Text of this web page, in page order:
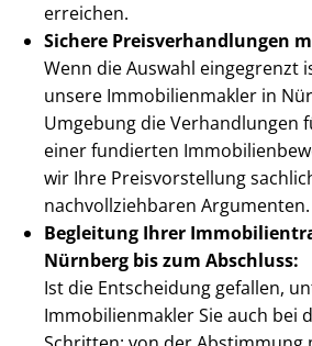
erreichen.
Sichere Preis­ver­hand­lun­gen
Wenn die Auswahl eingegrenzt
unsere Im­mo­bi­li­en­mak­ler in
Umgebung die Verhandlungen
einer fundierten
wir Ihre Preis­vor­stel­lung
nach­voll­zieh­ba­ren Argumenten.
Begleitung Ihrer
Nürnberg bis zum Abschluss:
Ist die Entscheidung gefallen,
Im­mo­bi­li­en­mak­ler Sie auch bei